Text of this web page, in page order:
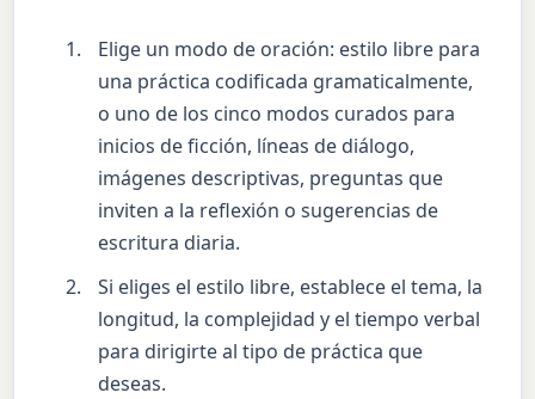
Elige un modo de oración: estilo libre para
una práctica codificada gramaticalmente,
o uno de los cinco modos curados para
inicios de ficción, líneas de diálogo,
imágenes descriptivas, preguntas que
inviten a la reflexión o sugerencias de
escritura diaria.
Si eliges el estilo libre, establece el tema, la
longitud, la complejidad y el tiempo verbal
para dirigirte al tipo de práctica que
deseas.